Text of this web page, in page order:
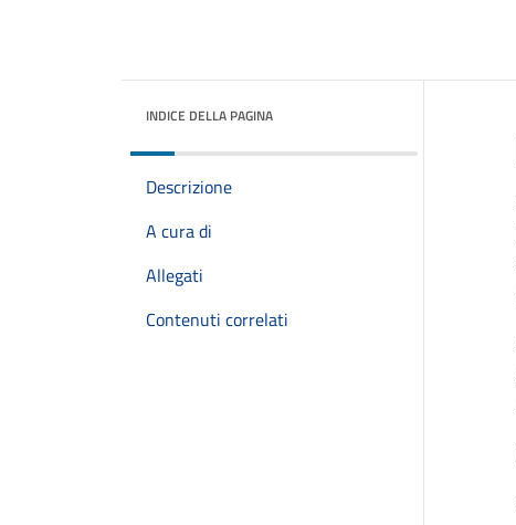
INDICE DELLA PAGINA
Descrizione
A cura di
Allegati
Contenuti correlati